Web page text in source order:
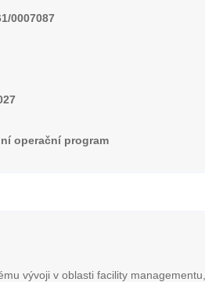
0007087
operační program
vývoji v oblasti facility managementu,